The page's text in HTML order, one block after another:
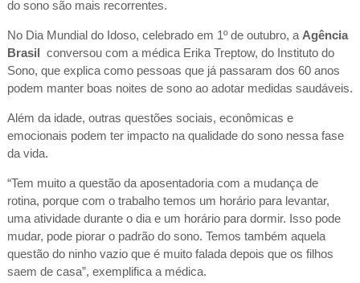
do sono são mais recorrentes.
No Dia Mundial do Idoso, celebrado em 1º de outubro, a Agência
Brasil conversou com a médica Erika Treptow, do Instituto do
Sono, que explica como pessoas que já passaram dos 60 anos
podem manter boas noites de sono ao adotar medidas saudáveis.
Além da idade, outras questões sociais, econômicas e
emocionais podem ter impacto na qualidade do sono nessa fase
da vida.
“Tem muito a questão da aposentadoria com a mudança de
rotina, porque com o trabalho temos um horário para levantar,
uma atividade durante o dia e um horário para dormir. Isso pode
mudar, pode piorar o padrão do sono. Temos também aquela
questão do ninho vazio que é muito falada depois que os filhos
saem de casa”, exemplifica a médica.